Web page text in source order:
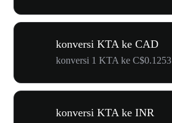
konversi KTA ke CAD
konversi 1 KTA ke C$0.1253
konversi KTA ke INR